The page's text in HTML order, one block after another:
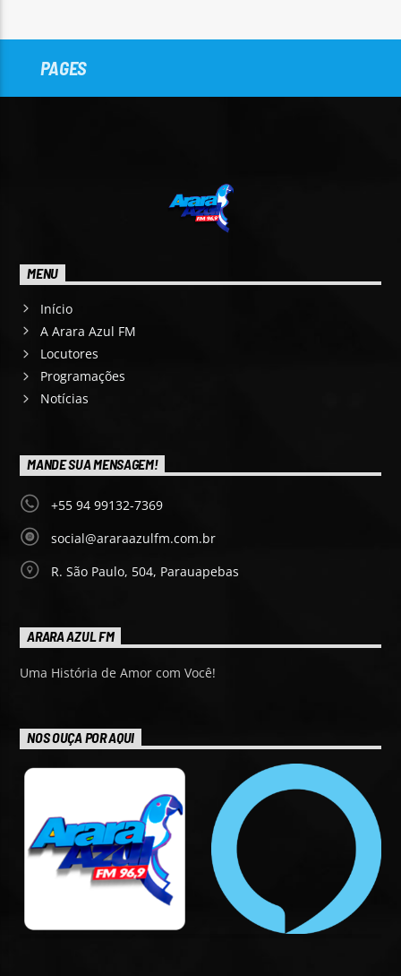
PAGES
MENU
Início
A Arara Azul FM
Locutores
Programações
Notícias
MANDE SUA MENSAGEM!
+55 94 99132-7369
social@araraazulfm.com.br
R. São Paulo, 504, Parauapebas
ARARA AZUL FM
Uma História de Amor com Você!
NOS OUÇA POR AQUI